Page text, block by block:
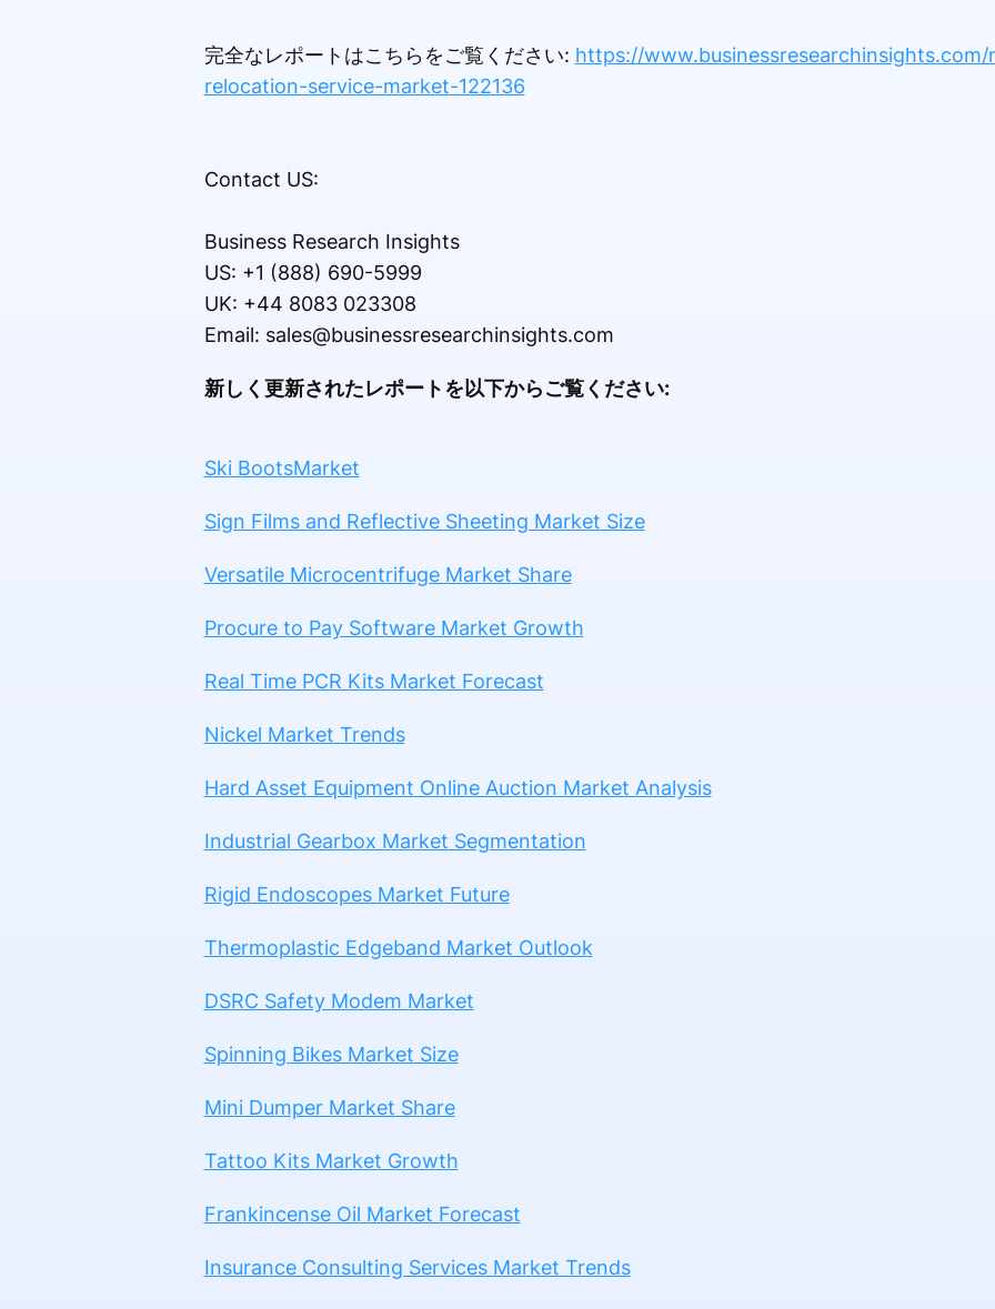
完全なレポートはこちらをご覧ください: https://
relocation-service-market-122136
Contact US:
Business Research Insights
US: +1 (888) 690-5999
UK: +44 8083 023308
Email: sales@businessresearchinsights.com
新しく更新されたレポートを以下からご覧ください:
Ski BootsMarket
Sign Films and Reflective Sheeting Market Size
Versatile Microcentrifuge Market Share
Procure to Pay Software Market Growth
Real Time PCR Kits Market Forecast
Nickel Market Trends
Hard Asset Equipment Online Auction Market Analysis
Industrial Gearbox Market Segmentation
Rigid Endoscopes Market Future
Thermoplastic Edgeband Market Outlook
DSRC Safety Modem Market
Spinning Bikes Market Size
Mini Dumper Market Share
Tattoo Kits Market Growth
Frankincense Oil Market Forecast
Insurance Consulting Services Market Trends